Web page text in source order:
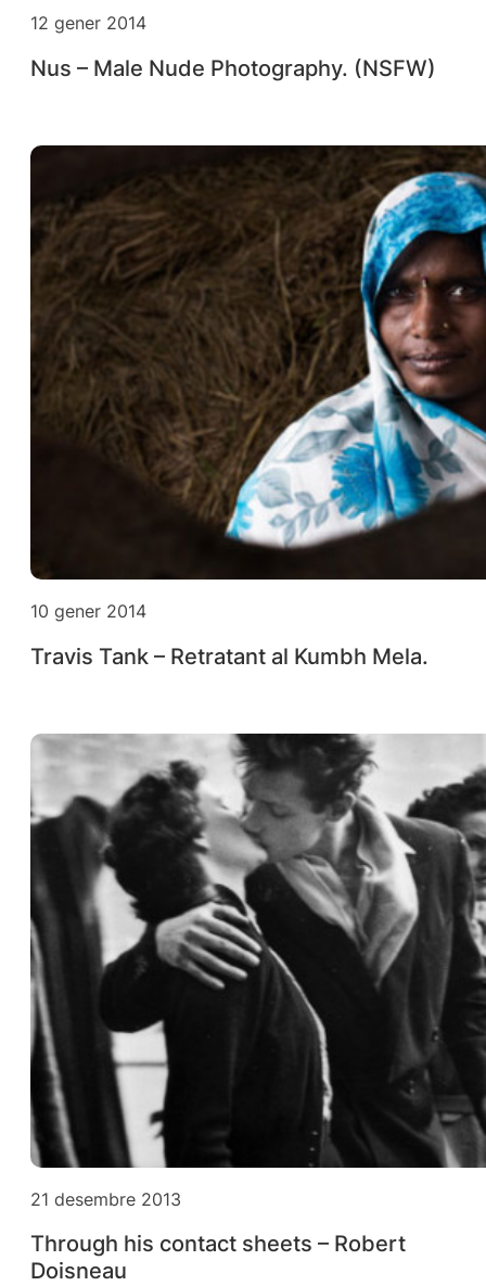
12 gener 2014
Nus – Male Nude Photography. (NSFW)
10 gener 2014
Travis Tank – Retratant al Kumbh Mela.
21 desembre 2013
Through his contact sheets – Robert
Doisneau